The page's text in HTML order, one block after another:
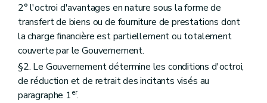
2° l'octroi d'avantages en nature sous la forme de
transfert de biens ou de fourniture de prestations dont
la charge financière est partiellement ou totalement
couverte par le Gouvernement.
§2. Le Gouvernement détermine les conditions d'octroi,
de réduction et de retrait des incitants visés au
paragraphe 1er.